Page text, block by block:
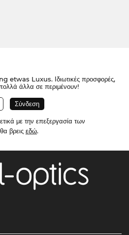
Luxus. Ιδιωτικές προσφορές,
άλλα σε περιμένουν!
με την επεξεργασία των
βρεις εδώ.